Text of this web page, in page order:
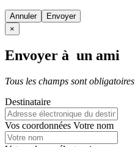
Annuler
×
Envoyer à un ami
Tous les champs sont obligatoires
Destinataire
Vos coordonnées Votre nom